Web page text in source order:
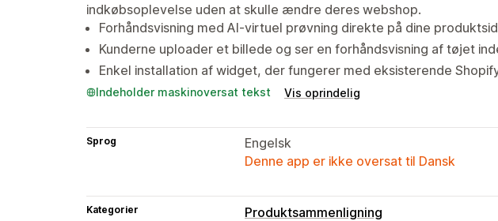
indkøbsoplevelse uden at skulle ændre deres webshop.
Forhåndsvisning med AI-virtuel prøvning direkte på dine
Kunderne uploader et billede og ser en forhåndsvisning af tøjet
Enkel installation af widget, der fungerer med eksisterende
Indeholder maskinoversat tekst Vis oprindelig
Sprog
Engelsk
Denne app er ikke oversat til Dansk
Kategorier Produktsammenligning